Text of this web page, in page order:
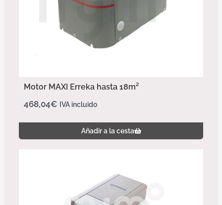
Motor MAXI Erreka hasta 18m²
468,04€ IVA incluido
Añadir a la cesta